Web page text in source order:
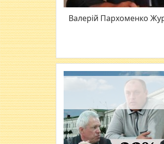
Валерій Пархоменко